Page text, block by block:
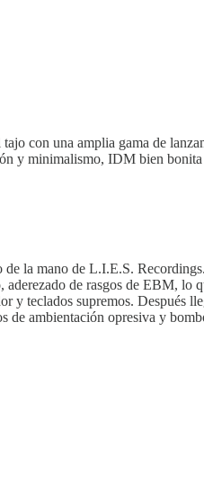
con una amplia gama de
y minimalismo, IDM bien
de la mano de L.I.E.S.
de rasgos de EBM, lo
y teclados supremos. Después
de ambientación opresiva y